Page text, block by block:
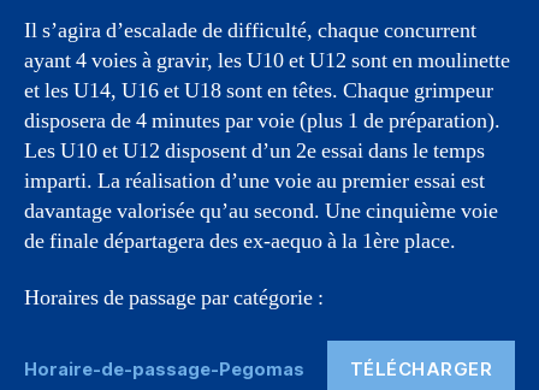
Il s’agira d’escalade de difficulté, chaque concurrent
ayant 4 voies à gravir, les U10 et U12 sont en moulinette
et les U14, U16 et U18 sont en têtes. Chaque grimpeur
disposera de 4 minutes par voie (plus 1 de préparation).
Les U10 et U12 disposent d’un 2e essai dans le temps
imparti. La réalisation d’une voie au premier essai est
davantage valorisée qu’au second. Une cinquième voie
de finale départagera des ex-aequo à la 1ère place.
Horaires de passage par catégorie :
Horaire-de-passage-Pegomas TÉLÉCHARGER